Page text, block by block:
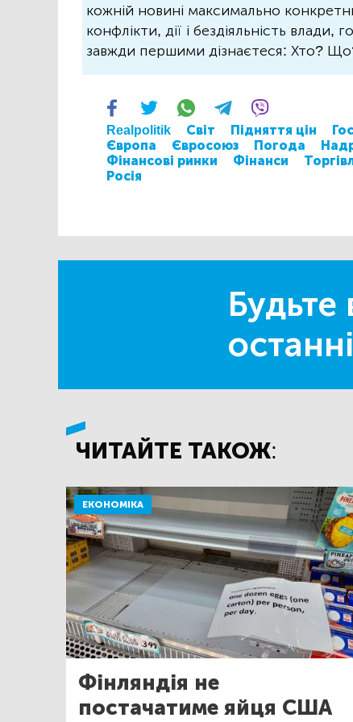
кожній новині максимально
конфлікти, дії і бездіяльність
завжди першими дізнаєтеся: Хто?
Realpolitik Світ Підняття цін
Європа
Євросоюз Погода
Фінансові ринки
Фінанси
Росія
Будьте
ЧИТАЙТЕ ТАКОЖ:
ЕКОНОМІКА
Фінляндія не
постачатиме яйця США